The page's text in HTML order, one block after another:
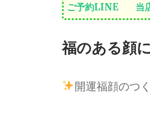
ご予約LINE
当
福のある顔
開運福顔のつ